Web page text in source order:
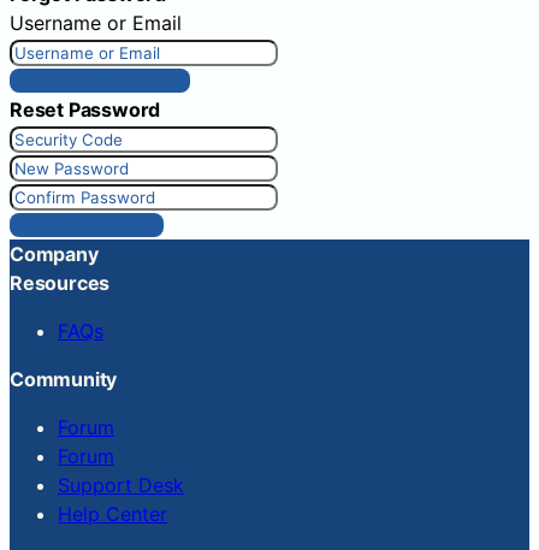
Username or Email
Get New Password
Reset Password
Reset Password
Company
Resources
FAQs
Community
Forum
Forum
Support Desk
Help Center